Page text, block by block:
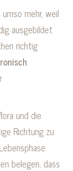
mehr, weil
ausgebildet
richtig
und die
Richtung zu
belegen, dass